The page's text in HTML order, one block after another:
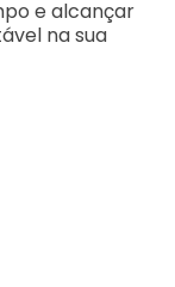
e alcançar
na sua